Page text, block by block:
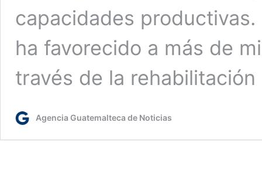
capacidades
ha favorecido a más de
través de la
Agencia Guatemalteca de Noticias